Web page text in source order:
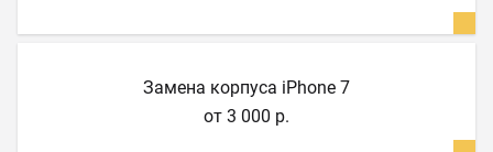
Замена корпуса iPhone 7
от 3 000 р.